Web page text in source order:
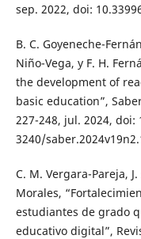
sep. 2022, doi:
B. C. Goyeneche-
Niño-Vega, y F. H.
the development of
basic education”,
227-248, jul. 2024, doi:
3240/
C. M. Vergara-Pareja,
Morales,
estudiantes de grado
educativo digital”,